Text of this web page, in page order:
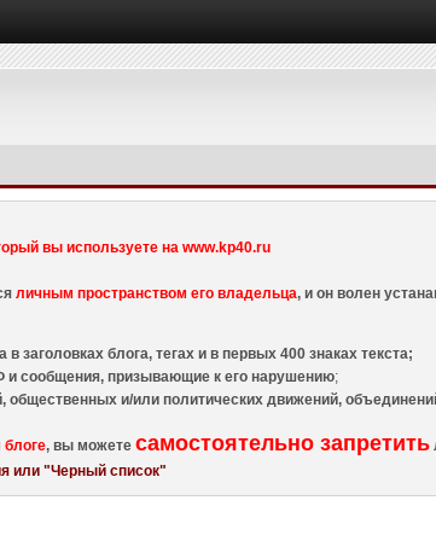
вы используете на www.kp40.ru
личным пространством его владельца, и он волен
блога, тегах и в первых 400 знаках текста;
сообщения, призывающие к его нарушению;
общественных и/или политических движений,
, вы можетесамостоятельно запретить
или "Черный список"